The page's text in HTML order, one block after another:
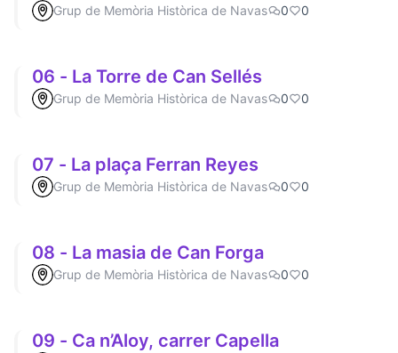
Grup de Memòria Històrica de Navas 0 0
06 - La Torre de Can Sellés
Grup de Memòria Històrica de Navas 0 0
07 - La plaça Ferran Reyes
Grup de Memòria Històrica de Navas 0 0
08 - La masia de Can Forga
Grup de Memòria Històrica de Navas 0 0
09 - Ca n’Aloy, carrer Capella